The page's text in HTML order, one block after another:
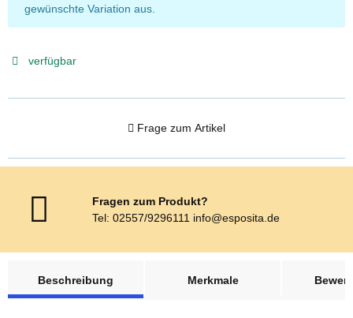
gewünschte Variation aus.
verfügbar
Frage zum Artikel
Fragen zum Produkt?
Tel: 02557/9296111 info@esposita.de
Beschreibung
Merkmale